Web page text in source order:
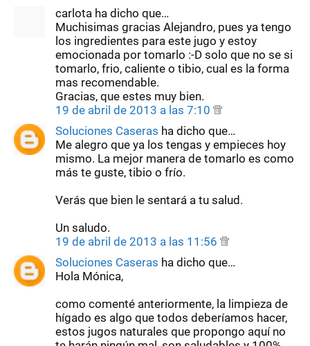
carlota ha dicho que…
Muchisimas gracias Alejandro, pues ya tengo
los ingredientes para este jugo y estoy
emocionada por tomarlo :-D solo que no se si
tomarlo, frio, caliente o tibio, cual es la forma
mas recomendable.
Gracias, que estes muy bien.
19 de abril de 2013 a las 7:10
Soluciones Caseras ha dicho que…
Me alegro que ya los tengas y empieces hoy
mismo. La mejor manera de tomarlo es como
más te guste, tibio o frío.
Verás que bien le sentará a tu salud.
Un saludo.
19 de abril de 2013 a las 11:56
Soluciones Caseras ha dicho que…
Hola Mónica,
como comenté anteriormente, la limpieza de
hígado es algo que todos deberíamos hacer,
estos jugos naturales que propongo aquí no